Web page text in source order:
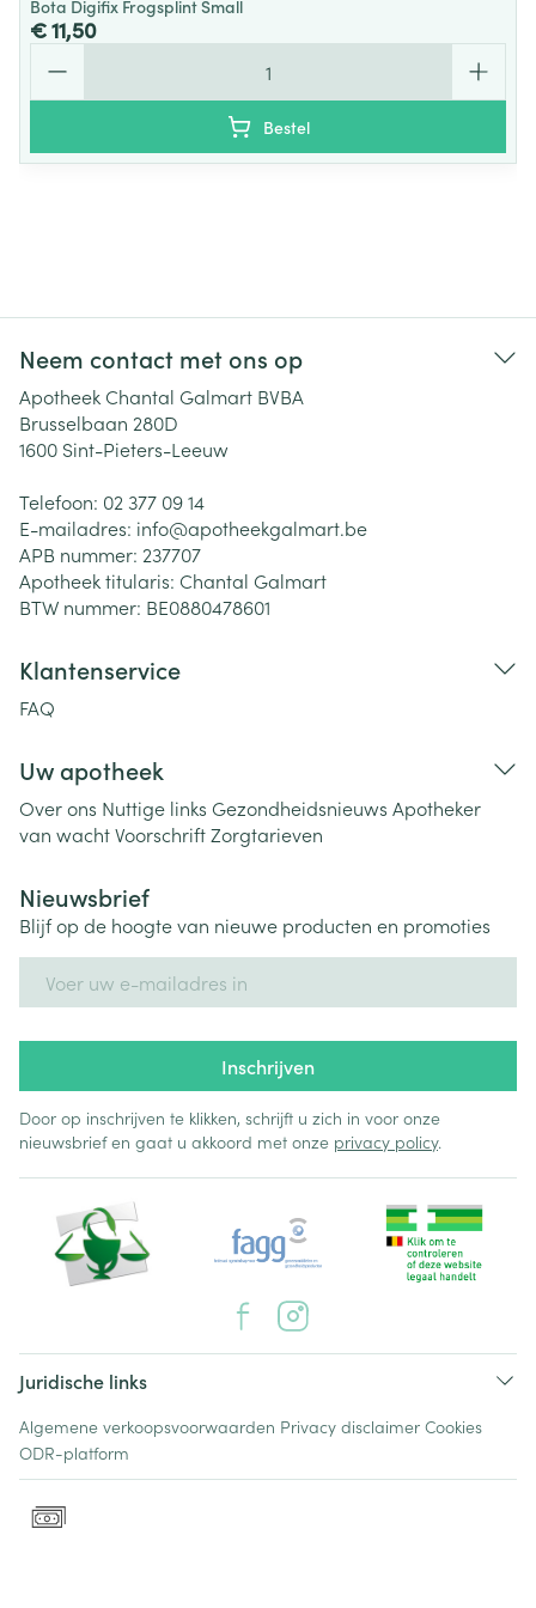
Bota Digifix Frogsplint Small
€ 11,50
Bestel
Neem contact met ons op
Apotheek Chantal Galmart BVBA
Brusselbaan 280D
1600 Sint-Pieters-Leeuw
Telefoon: 02 377 09 14
E-mailadres: info@apotheekgalmart.be
APB nummer: 237707
Apotheek titularis: Chantal Galmart
BTW nummer: BE0880478601
Klantenservice
FAQ
Uw apotheek
Over ons Nuttige links Gezondheidsnieuws Apotheker
van wachtVoorschriftZorgtarieven
Nieuwsbrief
Blijf op de hoogte van nieuwe producten en promoties
Inschrijven
Door op inschrijven te klikken, schrijft u zich in voor onze
nieuwsbrief en gaat u akkoord met onze privacy policy.
Juridische links
Algemene verkoopsvoorwaarden Privacy disclaimer Cookies
ODR-platform